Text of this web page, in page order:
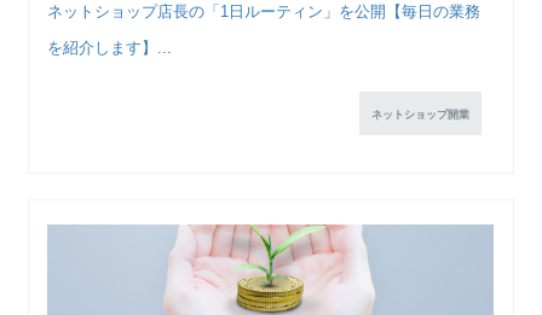
ネットショップ店長の「1日ルーティン」を公開【毎日の業務
を紹介します】...
ネットショップ開業